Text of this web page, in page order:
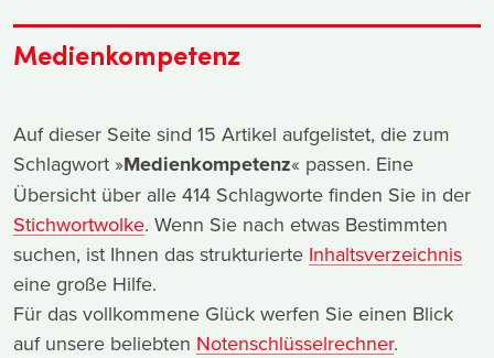
Medienkompetenz
Auf dieser Seite sind 15 Artikel aufgelistet, die zum
Schlagwort »Medienkompetenz« passen. Eine
Übersicht über alle 414 Schlagworte finden Sie in der
Stichwortwolke. Wenn Sie nach etwas Bestimmten
suchen, ist Ihnen das strukturierte Inhaltsverzeichnis
eine große Hilfe.
Für das vollkommene Glück werfen Sie einen Blick
auf unsere beliebten Notenschlüsselrechner.